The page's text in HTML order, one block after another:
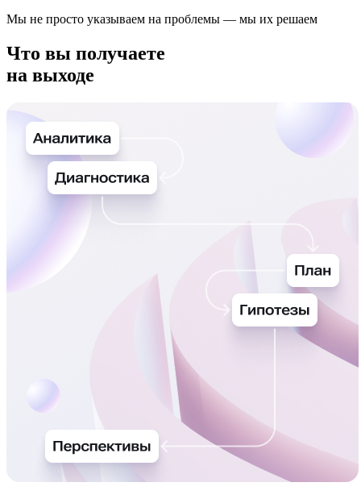
Мы не просто указываем на проблемы — мы их решаем
Что вы получаете
на выходе